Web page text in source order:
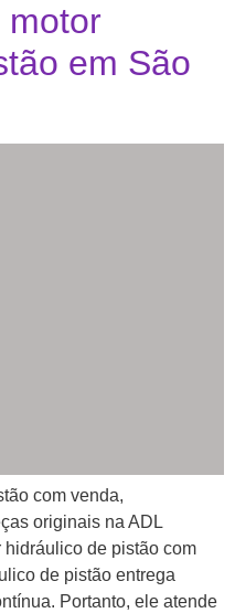
motor
em São
com venda,
originais na ADL
de pistão com
de pistão entrega
Portanto, ele atende